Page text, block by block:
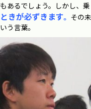
もあるでしょう。 しかし、
ときが必ずきます。 その
いう言葉。